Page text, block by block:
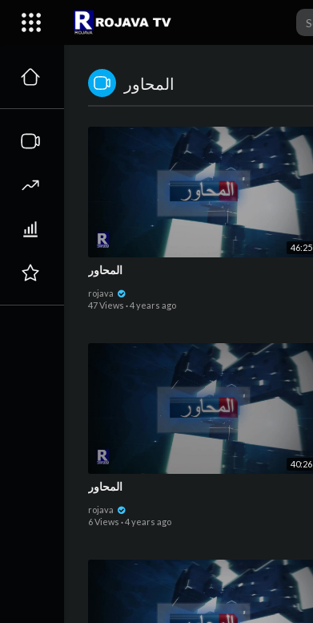
المحاور
46:25
المحاور
rojava
47 Views ·4 years ago
40:26
المحاور
rojava
6 Views ·4 years ago